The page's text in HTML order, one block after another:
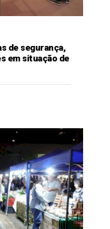
de segurança,
em situação de